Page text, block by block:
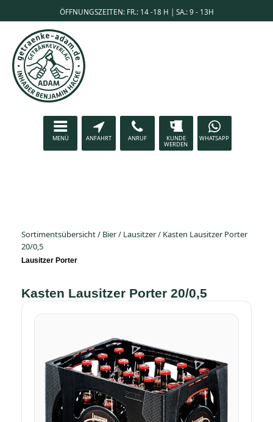
ÖFFNUNGSZEITEN: FR.: 14 -18 H | SA.: 9 - 13H
MENÜ ANFAHRT ANRUF KUNDE
WERDEN
WHATSAPP
Sortimentsübersicht/ Bier/ Lausitzer/ Kasten Lausitzer Porter
20/0,5
Lausitzer Porter
Kasten Lausitzer Porter 20/0,5